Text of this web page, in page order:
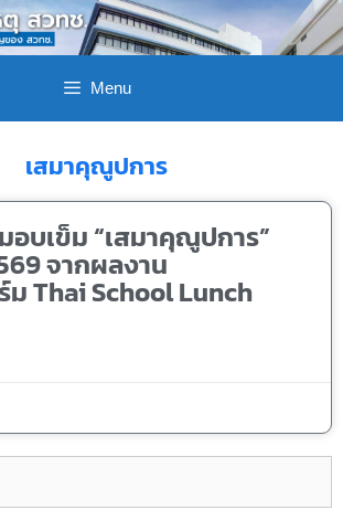
Menu
เสมาคุณูปการ
อบเข็ม “เสมาคุณูปการ”
จากผลงาน
Thai School Lunch